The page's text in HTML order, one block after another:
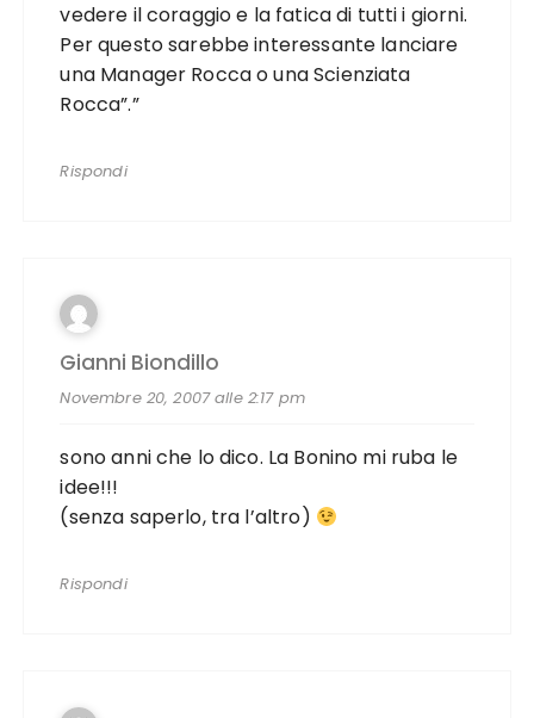
vedere il coraggio e la fatica di tutti i giorni.
Per questo sarebbe interessante lanciare
una Manager Rocca o una Scienziata
Rocca”.”
Rispondi
Gianni Biondillo
Novembre 20, 2007 alle 2:17 pm
sono anni che lo dico. La Bonino mi ruba le
idee!!!
(senza saperlo, tra l’altro)
Rispondi